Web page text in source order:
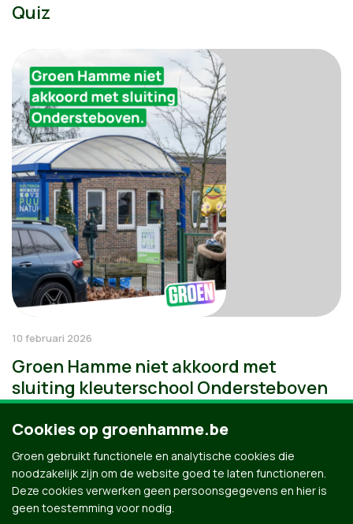
Quiz
10 februari 2026
Groen Hamme niet akkoord met
sluiting kleuterschool Ondersteboven
Cookies op groenhamme.be
Groen gebruikt functionele en analytische cookies die
noodzakelijk zijn om de website goed te laten functioneren.
Deze cookies verwerken geen persoonsgegevens en hier is
geen toestemming voor nodig.